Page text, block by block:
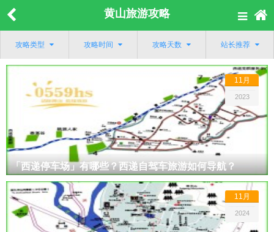
黄山旅游攻略
攻略类型 攻略时间 攻略天数 站长推荐
「西递停车场」有哪些？西递自驾车旅游如何导航？
11月
2023
11月
2024